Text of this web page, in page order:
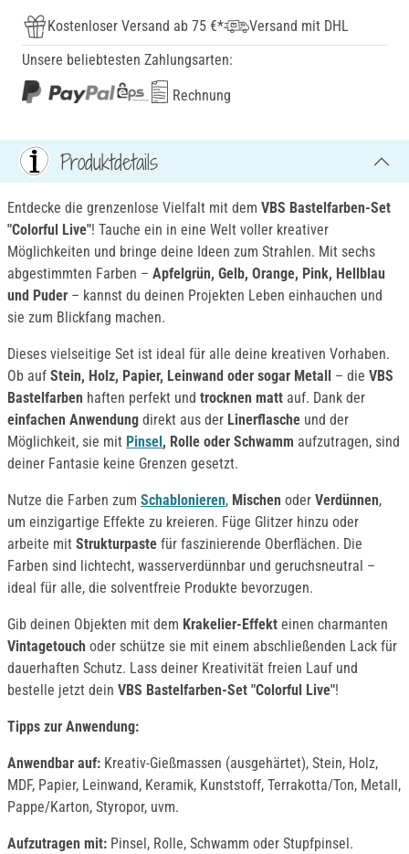
Kostenloser Versand ab 75 €*
Versand mit DHL
Unsere beliebtesten Zahlungsarten:
Rechnung
Produktdetails
Entdecke die grenzenlose Vielfalt mit dem VBS Bastelfarben-Set
"Colorful Live"! Tauche ein in eine Welt voller kreativer
Möglichkeiten und bringe deine Ideen zum Strahlen. Mit sechs
abgestimmten Farben – Apfelgrün, Gelb, Orange, Pink, Hellblau
und Puder – kannst du deinen Projekten Leben einhauchen und
sie zum Blickfang machen.
Dieses vielseitige Set ist ideal für alle deine kreativen Vorhaben.
Ob auf Stein, Holz, Papier, Leinwand oder sogar Metall – die VBS
Bastelfarben haften perfekt und trocknen matt auf. Dank der
einfachen Anwendung direkt aus der Linerflasche und der
Möglichkeit, sie mit Pinsel, Rolle oder Schwamm aufzutragen, sind
deiner Fantasie keine Grenzen gesetzt.
Nutze die Farben zum Schablonieren, Mischen oder Verdünnen,
um einzigartige Effekte zu kreieren. Füge Glitzer hinzu oder
arbeite mit Strukturpaste für faszinierende Oberflächen. Die
Farben sind lichtecht, wasserverdünnbar und geruchsneutral –
ideal für alle, die solventfreie Produkte bevorzugen.
Gib deinen Objekten mit dem Krakelier-Effekt einen charmanten
Vintagetouch oder schütze sie mit einem abschließenden Lack für
dauerhaften Schutz. Lass deiner Kreativität freien Lauf und
bestelle jetzt dein VBS Bastelfarben-Set "Colorful Live"!
Tipps zur Anwendung:
Anwendbar auf: Kreativ-Gießmassen (ausgehärtet), Stein, Holz,
MDF, Papier, Leinwand, Keramik, Kunststoff, Terrakotta/Ton, Metall,
Pappe/Karton, Styropor, uvm.
Aufzutragen mit: Pinsel, Rolle, Schwamm oder Stupfpinsel.